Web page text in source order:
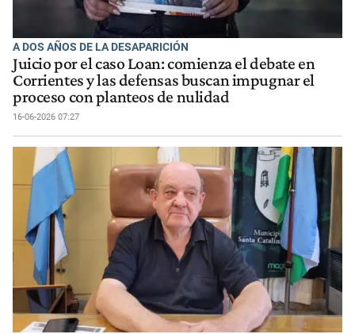
A DOS AÑOS DE LA DESAPARICIÓN
Juicio por el caso Loan: comienza el debate en
Corrientes y las defensas buscan impugnar el
proceso con planteos de nulidad
16-06-2026 07:27